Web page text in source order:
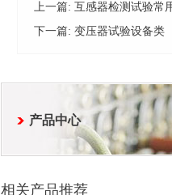
上一篇: 互感器检测试验常
下一篇: 变压器试验设备类
产品中心
相关产品推荐